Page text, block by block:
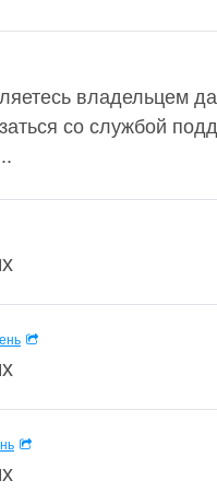
владельцем
со службой